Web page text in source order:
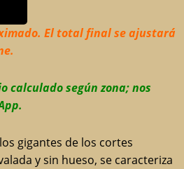
El total final se ajustará
calculado según zona; nos
gigantes de los cortes
y sin hueso, se caracteriza